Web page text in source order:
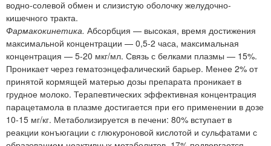
водно-солевой обмен и слизистую оболочку желудочно-
кишечного тракта.
Фармакокинетика. Абсорбция — высокая, время достижения
максимальной концентрации — 0,5-2 часа, максимальная
концентрация — 5-20 мкг/мл. Связь с белками плазмы — 15%.
Проникает через гематоэнцефалический барьер. Менее 2% от
принятой кормящей матерью дозы препарата проникает в
грудное молоко. Терапевтических эффективная концентрация
парацетамола в плазме достигается при его применении в дозе
10-15 мг/кг. Метаболизируется в печени: 80% вступает в
реакции конъюгации с глюкуроновой кислотой и сульфатами с